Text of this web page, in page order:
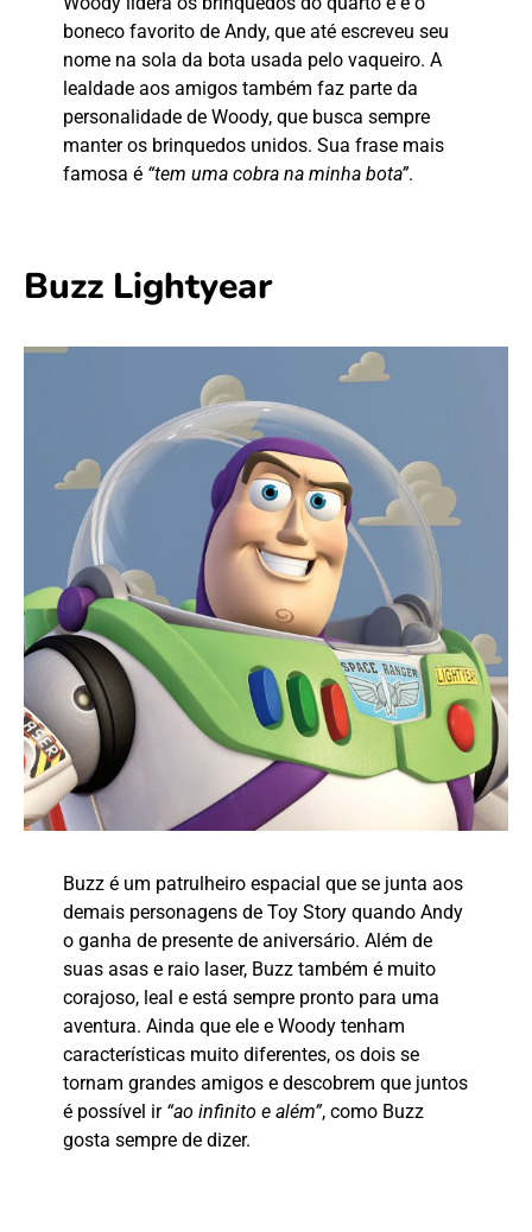
boneco favorito de Andy, que até escreveu seu
nome na sola da bota usada pelo vaqueiro. A
lealdade aos amigos também faz parte da
personalidade de Woody, que busca sempre
manter os brinquedos unidos. Sua frase mais
famosa é “tem uma cobra na minha bota”.
Buzz Lightyear
Buzz é um patrulheiro espacial que se junta aos
demais personagens de Toy Story quando Andy
o ganha de presente de aniversário. Além de
suas asas e raio laser, Buzz também é muito
corajoso, leal e está sempre pronto para uma
aventura. Ainda que ele e Woody tenham
características muito diferentes, os dois se
tornam grandes amigos e descobrem que juntos
é possível ir “ao infinito e além”, como Buzz
gosta sempre de dizer.